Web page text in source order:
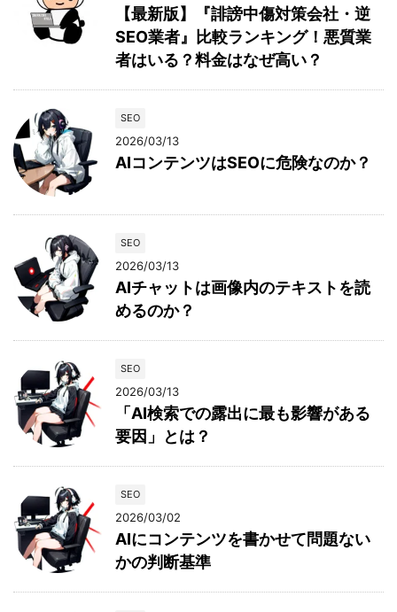
【最新版】『誹謗中傷対策会社・逆
SEO業者』比較ランキング！悪質業
者はいる？料金はなぜ高い？
SEO
2026/03/13
AIコンテンツはSEOに危険なのか？
SEO
2026/03/13
AIチャットは画像内のテキストを読
めるのか？
SEO
2026/03/13
「AI検索での露出に最も影響がある
要因」とは？
SEO
2026/03/02
AIにコンテンツを書かせて問題ない
かの判断基準